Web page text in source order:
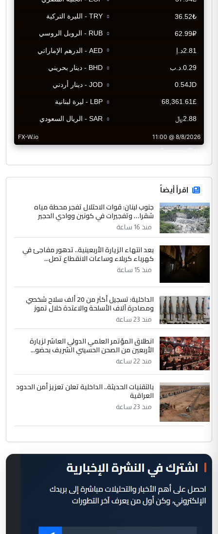
CurrencyRate
اقرأ أيضاً
جنوب لبنان: قوات الاحتلال تفجر محطة مياه
شقرا… وتفجيرات في كونين ووادي الحجير
منذ 16 ساعة
بعد انتهاء الزيارة الأربعينية.. تدهور مفاجئ في
كهرباء كربلاء وساعات الانقطاع تصل...
منذ 15 ساعة
الداخلية: تسجيل أكثر من 20 ألف سلاح شخصي
ومصادرة آلاف الأسلحة والاعتدة خلال تموز
منذ 23 ساعة
انطلاق المؤتمر العلمي الدولي العاشر لزيارة
الأربعين من الصحن الحسيني الشريف بحضو...
منذ 22 ساعة
بالتقنيات الحديثة.. الداخلية تعلن تعزيز أمن الحدود
العراقية
منذ 23 ساعة